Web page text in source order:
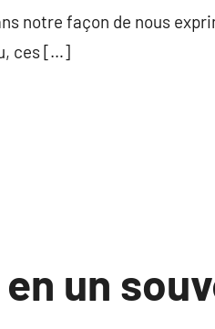
notre façon de nous
ces […]
un